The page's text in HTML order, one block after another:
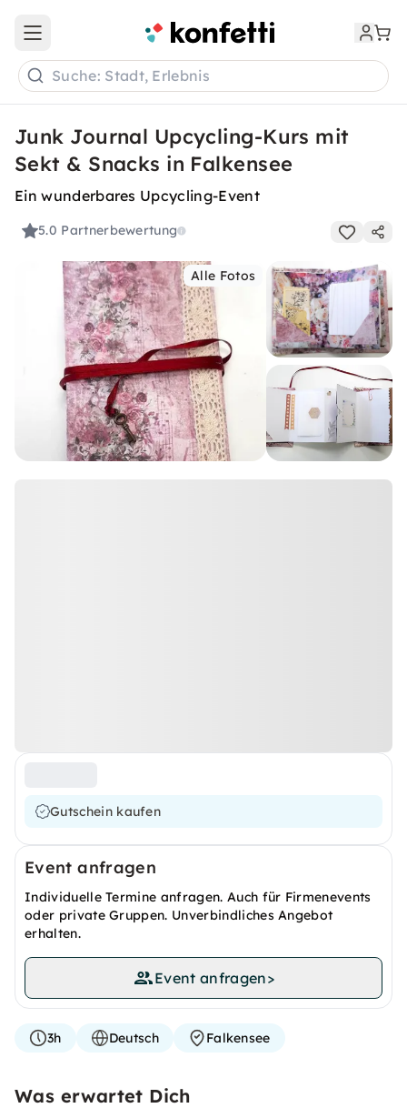
Open main menu
Suche: Stadt, Erlebnis
Junk Journal Upcycling-Kurs mit
Sekt & Snacks in Falkensee
Ein wunderbares Upcycling-Event
5.0 Partnerbewertung
Alle Fotos
Gutschein kaufen
Event anfragen
Individuelle Termine anfragen. Auch für Firmenevents
oder private Gruppen. Unverbindliches Angebot
erhalten.
Event anfragen>
3h Deutsch Falkensee
Was erwartet Dich